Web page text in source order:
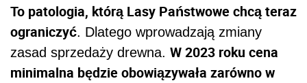
To patologia, którą Lasy Państwowe chcą teraz
ograniczyć. Dlatego wprowadzają zmiany
zasad sprzedaży drewna. W 2023 roku cena
minimalna będzie obowiązywała zarówno w